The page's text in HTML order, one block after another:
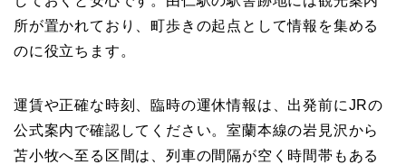
所が置かれており、町歩きの起点として情報を集める
のに役立ちます。
運賃や正確な時刻、臨時の運休情報は、出発前にJRの
公式案内で確認してください。室蘭本線の岩見沢から
苫小牧へ至る区間は、列車の間隔が空く時間帯もある